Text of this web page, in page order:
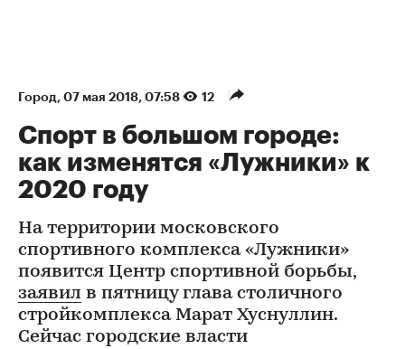
Город⁠, 07 мая 2018, 07:58 12
Спорт в большом городе:
как изменятся «Лужники» к
2020 году
На территории московского
спортивного комплекса «Лужники»
появится Центр спортивной борьбы,
заявил в пятницу глава столичного
стройкомплекса Марат Хуснуллин.
Сейчас городские власти